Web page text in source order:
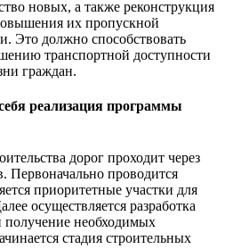
новых, а также реконструкция
их пропускной
Это должно способствовать
транспортной доступности
граждан.
реализация программы
дорог проходит через
Первоначально проводится
приоритетные участки для
осуществляется разработка
необходимых
стадия строительных